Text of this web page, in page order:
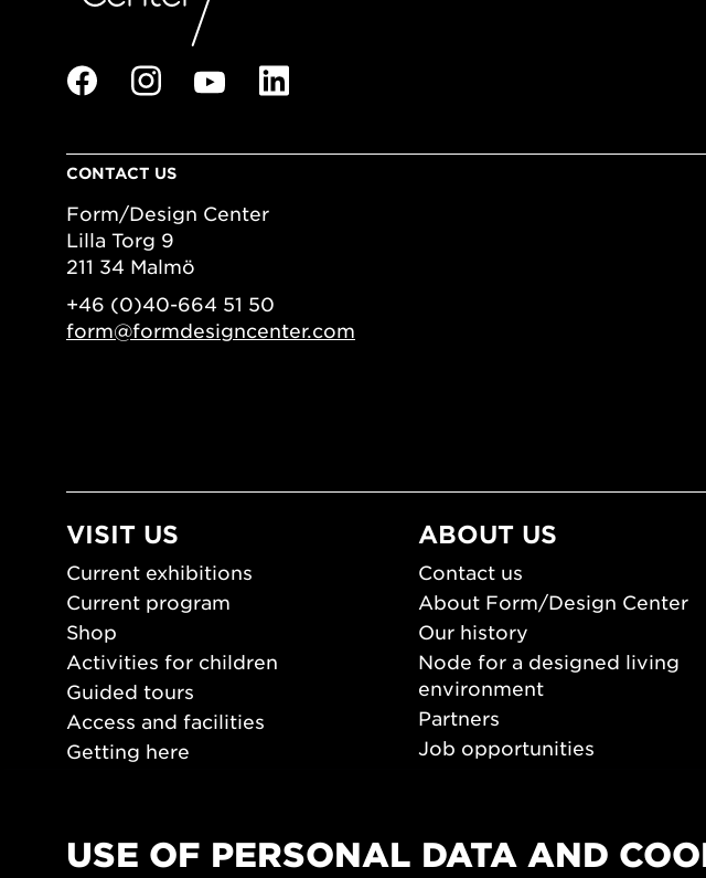
CONTACT US
Form/Design Center
Lilla Torg 9
211 34 Malmö
+46 (0)40-664 51 50
form@formdesigncenter.com
VISIT US
Current exhibitions
Current program
Shop
Activities for children
Guided tours
Access and facilities
Getting here
ABOUT US
Contact us
About Form/Design Center
Our history
Node for a designed living
environment
Partners
Job opportunities
PLAY
USE OF PERSONAL DATA AND